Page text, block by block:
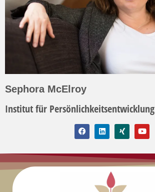
Sephora McElroy
Institut für Persönlichkeitsentwicklung